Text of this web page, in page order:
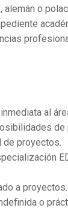
alemán o
al
de
de proyectos.
a proyectos.
o